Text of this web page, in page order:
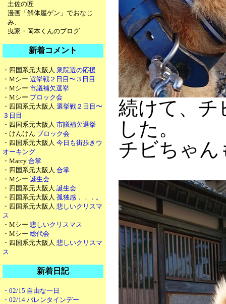
土佐の匠
漫画「解体屋ゲン」でおなじ
み、
曳家・岡本くんのブログ
新着コメント
・四国系元大阪人 衆院選の応援
・Mシー 選挙戦２日目〜３日目
・Mシー 市議補欠選挙
・Mシー ブロック会
・四国系元大阪人 選挙戦２日目〜
３日目
・四国系元大阪人 市議補欠選挙
・けんけん ブロック会
・四国系元大阪人 今日も街歩きウ
オーキング
・Marcy 合掌
・四国系元大阪人 合掌
・Mシー 誕生会
・四国系元大阪人 誕生会
・四国系元大阪人 孤独感．．．。
・四国系元大阪人 悲しいクリスマ
ス
・Mシー 悲しいクリスマス
・Mシー 総代会
・四国系元大阪人 悲しいクリスマ
ス
新着日記
・02/15 自由な一日
・02/14 バレンタインデー
続けて、チ
した。
チビちゃん